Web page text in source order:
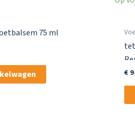
75 ml
€